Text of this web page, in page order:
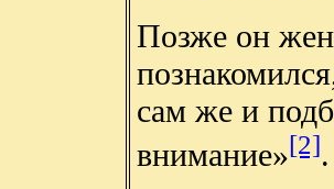
Позже он
сам же и
внимание»[2]